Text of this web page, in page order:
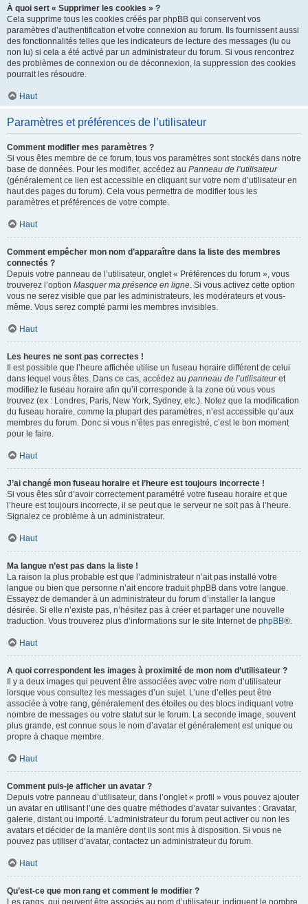
À quoi sert « Supprimer les cookies » ?
Cela supprime tous les cookies créés par phpBB qui conservent vos
paramètres d’authentification et votre connexion au forum. Ils fournissent aussi
des fonctionnalités telles que les indicateurs de lecture des messages (lu ou
non lu) si cela a été activé par un administrateur du forum. Si vous rencontrez
des problèmes de connexion ou de déconnexion, la suppression des cookies
pourrait les résoudre.
Haut
Paramètres et préférences de l’utilisateur
Comment modifier mes paramètres ?
Si vous êtes membre de ce forum, tous vos paramètres sont stockés dans notre
base de données. Pour les modifier, accédez au Panneau de l’utilisateur
(généralement ce lien est accessible en cliquant sur votre nom d’utilisateur en
haut des pages du forum). Cela vous permettra de modifier tous les
paramètres et préférences de votre compte.
Haut
Comment empêcher mon nom d’apparaître dans la liste des membres
connectés ?
Depuis votre panneau de l’utilisateur, onglet « Préférences du forum », vous
trouverez l’option Masquer ma présence en ligne. Si vous activez cette option
vous ne serez visible que par les administrateurs, les modérateurs et vous-
même. Vous serez compté parmi les membres invisibles.
Haut
Les heures ne sont pas correctes !
Il est possible que l’heure affichée utilise un fuseau horaire différent de celui
dans lequel vous êtes. Dans ce cas, accédez au panneau de l’utilisateuret
modifiez le fuseau horaire afin qu’il corresponde à la zone où vous vous
trouvez (ex : Londres, Paris, New York, Sydney, etc.). Notez que la modification
du fuseau horaire, comme la plupart des paramètres, n’est accessible qu’aux
membres du forum. Donc si vous n’êtes pas enregistré, c’est le bon moment
pour le faire.
Haut
J’ai changé mon fuseau horaire et l’heure est toujours incorrecte !
Si vous êtes sûr d’avoir correctement paramétré votre fuseau horaire et que
l’heure est toujours incorrecte, il se peut que le serveur ne soit pas à l’heure.
Signalez ce problème à un administrateur.
Haut
Ma langue n’est pas dans la liste !
La raison la plus probable est que l’administrateur n’ait pas installé votre
langue ou bien que personne n’ait encore traduit phpBB dans votre langue.
Essayez de demander à un administrateur du forum d’installer la langue
désirée. Si elle n’existe pas, n’hésitez pas à créer et partager une nouvelle
traduction. Vous trouverez plus d’informations sur le site Internet de phpBB®.
Haut
A quoi correspondent les images à proximité de mon nom d’utilisateur ?
Il y a deux images qui peuvent être associées avec votre nom d’utilisateur
lorsque vous consultez les messages d’un sujet. L’une d’elles peut être
associée à votre rang, généralement des étoiles ou des blocs indiquant votre
nombre de messages ou votre statut sur le forum. La seconde image, souvent
plus grande, est connue sous le nom d’avatar et généralement est unique ou
propre à chaque membre.
Haut
Comment puis-je afficher un avatar ?
Depuis votre panneau d’utilisateur, dans l’onglet « profil » vous pouvez ajouter
un avatar en utilisant l’une des quatre méthodes d’avatar suivantes : Gravatar,
galerie, distant ou importé. L’administrateur du forum peut activer ou non les
avatars et décider de la manière dont ils sont mis à disposition. Si vous ne
pouvez pas utiliser d’avatar, contactez un administrateur du forum.
Haut
Qu’est-ce que mon rang et comment le modifier ?
Les rangs, qui peuvent être associés au nom d’utilisateur, indiquent le nombre